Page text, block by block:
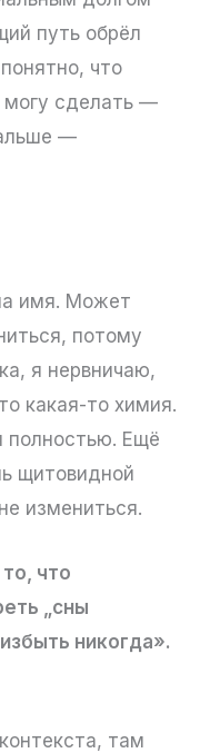
путь обрёл
что
могу сделать —
—
имя. Может
потому
я нервничаю,
какая-то химия.
полностью. Ещё
щитовидной
измениться.
что
„сны
никогда».
там